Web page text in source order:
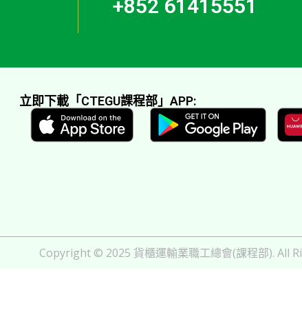
+852 61415551
立即下載「CTEGU課程部」APP:
Copyright © 2025 貨櫃運輸業職工總會(課程部). All